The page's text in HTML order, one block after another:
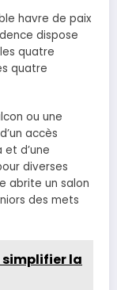
havre de paix
dispose
quatre
quatre
ou une
accès
d’une
diverses
abrite un salon
des mets
la